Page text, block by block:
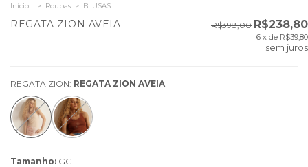
Início > Roupas > BLUSAS
REGATA ZION AVEIA R$398,00 R$238,80
6 x de R$39,80
sem juros
REGATA ZION: REGATA ZION AVEIA
Tamanho: GG